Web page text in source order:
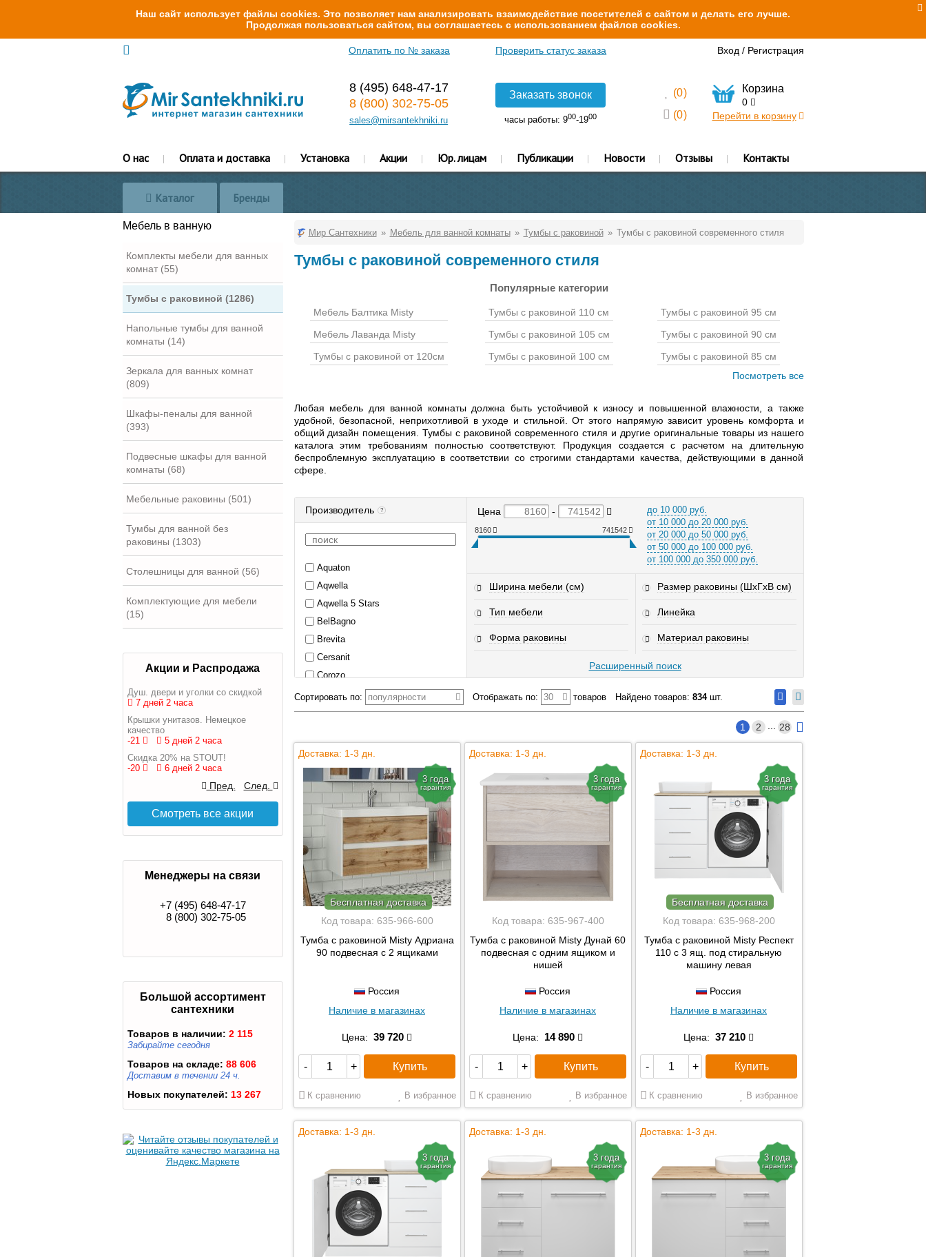
Наш сайт использует файлы cookies. Это позволяет нам анализировать взаимодействие посетителей с сайтом и делать его лучше.
Продолжая пользоваться сайтом, вы соглашаетесь с использованием файлов cookies.
Оплатить по № заказа Проверить статус заказа Вход / Регистрация
8 (495) 648-47-17
8 (800) 302-75-05
sales@mirsantekhniki.ru
Заказать звонок
часы работы: 900-1900
(0)
(0)
Корзина
0
Перейти в корзину
О нас Оплата и доставка Установка Акции Юр. лицам Публикации Новости Отзывы Контакты
Каталог Бренды
Мебель в ванную
Комплекты мебели для ванных
комнат (55)
Тумбы с раковиной (1286)
Напольные тумбы для ванной
комнаты (14)
Зеркала для ванных комнат
(809)
Шкафы-пеналы для ванной
(393)
Подвесные шкафы для ванной
комнаты (68)
Мебельные раковины (501)
Тумбы для ванной без
раковины (1303)
Столешницы для ванной (56)
Комплектующие для мебели
(15)
Акции и Распродажа
Душ. двери и уголки со скидкой
7 дней 2 часа
Крышки унитазов. Немецкое
качество
-21
5 дней 2 часа
Скидка 20% на STOUT!
-20
6 дней 2 часа
Пред. След.
Смотреть все акции
Менеджеры на связи
+7 (495) 648-47-17
8 (800) 302-75-05
Большой ассортимент
сантехники
Товаров в наличии: 2 115
Забирайте сегодня
Товаров на складе: 88 606
Доставим в течении 24 ч.
Новых покупателей: 13 267
Мир Сантехники Мебель для ванной комнаты Тумбы с раковиной Тумбы с раковиной современного стиля
Тумбы с раковиной современного стиля
Популярные категории
Мебель Балтика Misty
Мебель Лаванда Misty
Тумбы с раковиной от 120см
Тумбы с раковиной 110 см
Тумбы с раковиной 105 см
Тумбы с раковиной 100 см
Тумбы с раковиной 95 см
Тумбы с раковиной 90 см
Тумбы с раковиной 85 см
Посмотреть все
Любая мебель для ванной комнаты должна быть устойчивой к износу и повышенной влажности, а также
удобной, безопасной, неприхотливой в уходе и стильной. От этого напрямую зависит уровень комфорта и
общий дизайн помещения. Тумбы с раковиной современного стиля и другие оригинальные товары из нашего
каталога этим требованиям полностью соответствуют. Продукция создается с расчетом на длительную
беспроблемную эксплуатацию в соответствии со строгими стандартами качества, действующими в данной
сфере.
Производитель ?
Aquaton
Aqwella
Aqwella 5 Stars
BelBagno
Brevita
Cersanit
Corozo
Dreja
El Fante
Style Line
Taliente
ValenHouse
Цена -
8160 741542
до 10 000 руб.
от 10 000 до 20 000 руб.
от 20 000 до 50 000 руб.
от 50 000 до 100 000 руб.
от 100 000 до 350 000 руб.
Ширина мебели (см)
Тип мебели
Форма раковины
Размер раковины (ШхГхВ см)
Линейка
Материал раковины
Расширенный поиск
Сортировать по: популярности Отображать по: 30 товаров Найдено товаров: 834шт.
1 2 ... 28
Доставка: 1-3 дн.
3 года
гарантия
Бесплатная доставка
Код товара: 635-966-600
Тумба с раковиной Misty Адриана
90 подвесная с 2 ящиками
Россия
Наличие в магазинах
Цена: 39 720
- + Купить
К сравнению В избранное
Доставка: 1-3 дн.
3 года
гарантия
Код товара: 635-967-400
Тумба с раковиной Misty Дунай 60
подвесная с одним ящиком и
нишей
Россия
Наличие в магазинах
Цена: 14 890
- + Купить
К сравнению В избранное
Доставка: 1-3 дн.
3 года
гарантия
Бесплатная доставка
Код товара: 635-968-200
Тумба с раковиной Misty Респект
110 с 3 ящ. под стиральную
машину левая
Россия
Наличие в магазинах
Цена: 37 210
- + Купить
К сравнению В избранное
Доставка: 1-3 дн.
3 года
гарантия
Доставка: 1-3 дн.
3 года
гарантия
Доставка: 1-3 дн.
3 года
гарантия